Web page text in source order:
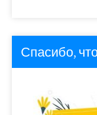
Спасибо,